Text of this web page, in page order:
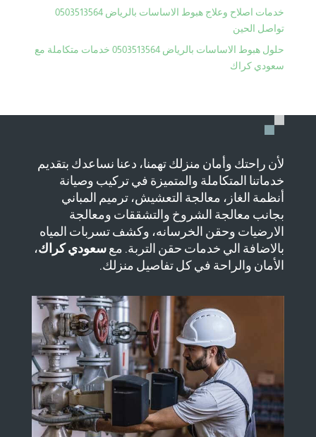
خدمات اصلاح وعلاج هبوط الاساسات بالرياض 0503513564
تواصل الحين
حلول هبوط الاساسات بالرياض 0503513564 خدمات متكاملة مع
سعودي كراك
لأن راحتك وأمان منزلك تهمنا، دعنا نساعدك بتقديم
خدماتنا المتكاملة والمتميزة في تركيب وصيانة
أنظمة الغاز، معالجة التعشيش، ترميم المباني
بجانب معالجة الشروخ والتشققات ومعالجة
الارضيات وحقن الخرسانه، وكشف تسربات المياه
بالاضافة الي خدمات حقن التربة. مع سعودي كراك،
الأمان والراحة في كل تفاصيل منزلك.